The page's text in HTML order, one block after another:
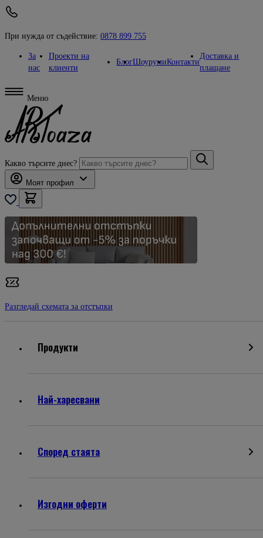
При нужда от съдействие: 0878 899 755
За
нас
Проекти на
клиенти
БлогШоурумиКонтакти
Доставка и
плащане
Меню
Какво търсите днес?
Моят профил
Разгледай схемата за отстъпки
Продукти
Най-харесвани
Според стаята
Изгодни оферти